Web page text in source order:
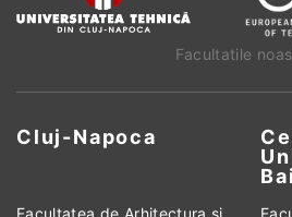
Facultatile
Cluj-Napoca